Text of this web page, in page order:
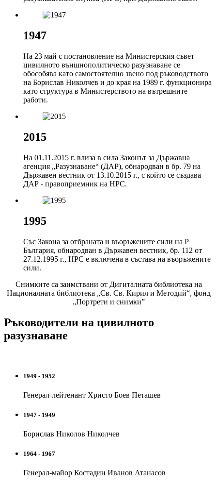
1947
На 23 май с постановление на Министерския съвет
цивилното външнополитическо разузнаване се
обособява като самостоятелно звено под ръководството
на Борислав Николчев и до края на 1989 г. функционира
като структура в Министерството на вътрешните
работи.
2015
На 01.11.2015 г. влиза в сила Законът за Държавна
агенция „Разузнаване“ (ДАР), обнародван в бр. 79 на
Държавен вестник от 13.10.2015 г., с който се създава
ДАР - правоприемник на НРС.
1995
Със Закона за отбраната и въоръжените сили на Р
България, обнародван в Държавен вестник, бр. 112 от
27.12.1995 г., НРС е включена в състава на въоръжените
сили.
Снимките са заимствани от Дигиталната библиотека на
Националната библиотека „Св. Св. Кирил и Методий“, фонд
„Портрети и снимки”
Ръководители на цивилното
разузнаване
1949 - 1952
Генерал-лейтенант Христо Боев Петашев
1947 - 1949
Борислав Николов Николчев
1964 - 1967
Генерал-майор Костадин Иванов Атанасов